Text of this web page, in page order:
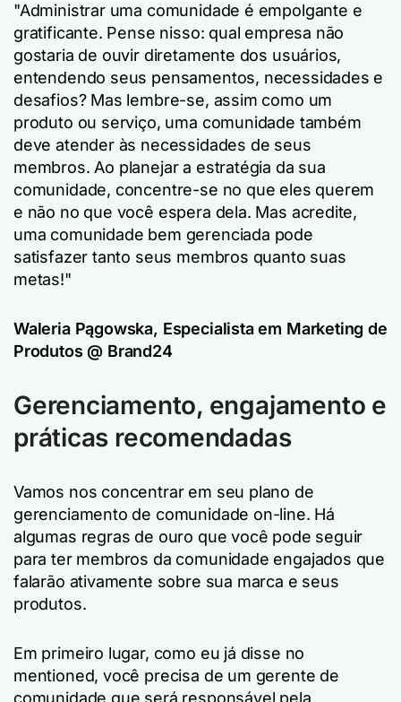
"Administrar uma comunidade é empolgante e
gratificante. Pense nisso: qual empresa não
gostaria de ouvir diretamente dos usuários,
entendendo seus pensamentos, necessidades e
desafios? Mas lembre-se, assim como um
produto ou serviço, uma comunidade também
deve atender às necessidades de seus
membros. Ao planejar a estratégia da sua
comunidade, concentre-se no que eles querem
e não no que você espera dela. Mas acredite,
uma comunidade bem gerenciada pode
satisfazer tanto seus membros quanto suas
metas!"
Waleria Pągowska, Especialista em Marketing de
Produtos @ Brand24
Gerenciamento, engajamento e
práticas recomendadas
Vamos nos concentrar em seu plano de
gerenciamento de comunidade on-line. Há
algumas regras de ouro que você pode seguir
para ter membros da comunidade engajados que
falarão ativamente sobre sua marca e seus
produtos.
Em primeiro lugar, como eu já disse no
mentioned, você precisa de um gerente de
comunidade que será responsável pela